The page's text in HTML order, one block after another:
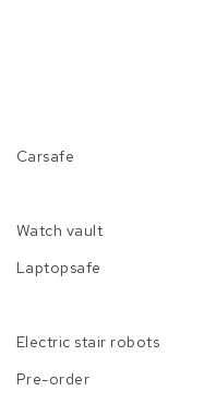
Carsafe
Watch vault
Laptopsafe
Electric stair robots
Pre-order